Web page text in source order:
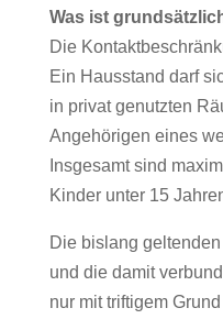
Was ist
Die
Ein Hausstand darf
in privat genutzten
Angehörigen eines
Insgesamt sind
Kinder unter 15
Die bislang
und die damit
nur mit triftigem